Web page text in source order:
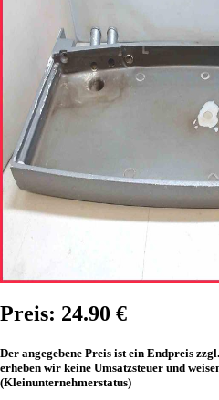
Preis: 24.90 €
Der angegebene Preis ist ein Endpreis
erheben wir keine Umsatzsteuer und
(Kleinunternehmerstatus)